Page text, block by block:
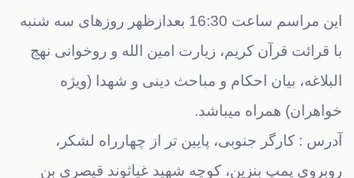
این مراسم ساعت 16:30 بعدازظهر روزهای سه شنبه
با قرائت قرآن کریم، زیارت امین الله و روخوانی نهج
البلاغه، بیان احکام و مباحث دینی و شهدا (ویژه
خواهران) همراه میباشد.
آدرس : کارگر جنوبی، پایین تر از چهارراه لشکر،
روبروی پمپ بنزین، کوچه شهید غیاثوند قیصری بن